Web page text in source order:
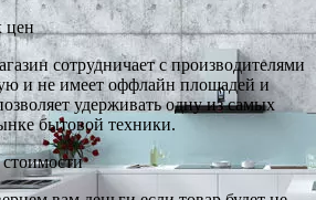
цен
сотрудничает с производителями
и не имеет оффлайн площадей и
удерживать одну из самых
бытовой техники.